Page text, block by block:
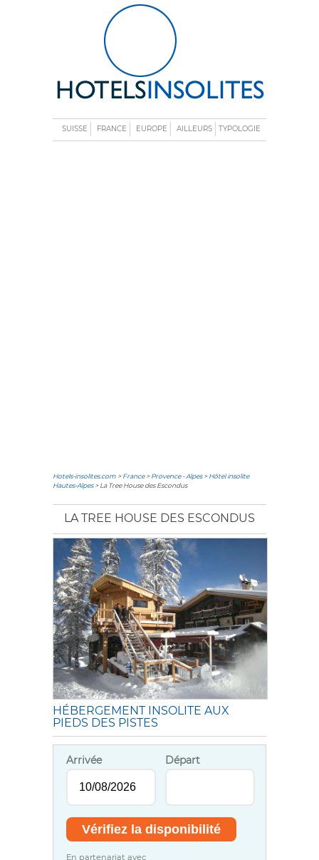
SUISSE FRANCE EUROPE AILLEURS TYPOLOGIE
Hotels-insolites.com >France>Provence - Alpes>Hôtel insolite
Hautes-Alpes> La Tree House des Escondus
LA TREE HOUSE DES ESCONDUS
HÉBERGEMENT INSOLITE AUX
PIEDS DES PISTES
Arrivée Départ
En partenariat avec